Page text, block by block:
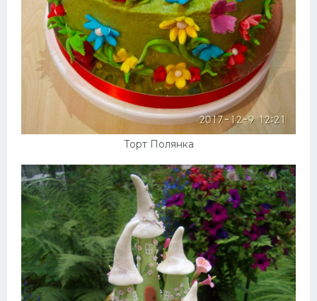
Торт Полянка